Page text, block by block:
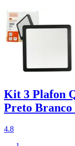
Kit 3 Plafon
Preto
4.8